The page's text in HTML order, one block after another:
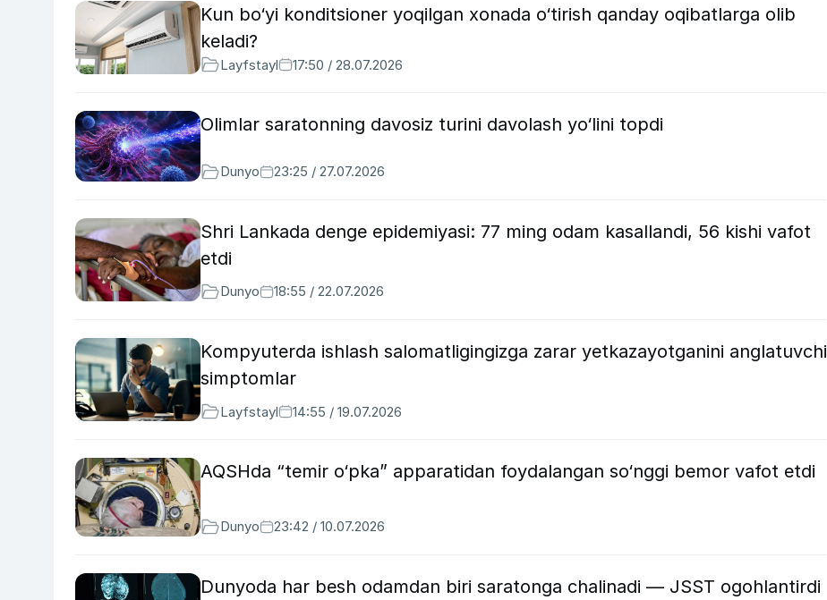
Kun bo‘yi konditsioner yoqilgan xonada o‘tirish qanday oqibatlarga olib
keladi?
Layfstayl 17:50 / 28.07.2026
Olimlar saratonning davosiz turini davolash yo‘lini topdi
Dunyo 23:25 / 27.07.2026
Shri Lankada denge epidemiyasi: 77 ming odam kasallandi, 56 kishi vafot
etdi
Dunyo 18:55 / 22.07.2026
Kompyuterda ishlash salomatligingizga zarar yetkazayotganini anglatuvchi
simptomlar
Layfstayl 14:55 / 19.07.2026
AQSHda “temir o‘pka” apparatidan foydalangan so‘nggi bemor vafot etdi
Dunyo 23:42 / 10.07.2026
Dunyoda har besh odamdan biri saratonga chalinadi — JSST ogohlantirdi